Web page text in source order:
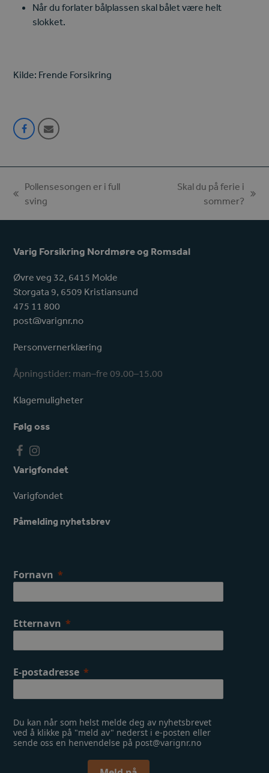
Når du forlater bålplassen skal bålet være helt
slokket.
Kilde: Frende Forsikring
Share
Facebook
Share
Email
previous
Pollensesongen er i full
sving
Skal du på ferie i
sommer?
Varig Forsikring Nordmøre og Romsdal
Øvre veg 32, 6415 Molde
Storgata 9, 6509 Kristiansund
475 11 800
post@varignr.no
Personvernerklæring
Åpningstider: man–fre 09.00–15.00
Klagemuligheter
Følg oss
F
a
e
o
o
I
n
t
a
g
r
Varigfondet
Varigfondet
Påmelding nyhetsbrev
Fornavn
Etternavn
E-postadresse
Du kan når som helst melde deg av nyhetsbrevet
ved å klikke på "meld av" nederst i e-posten eller
sende oss en henvendelse på post@varignr.no